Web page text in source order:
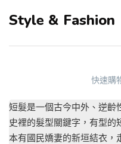
Style & Fashion
快速購
短髮是一個古今中外、逆齡
史裡的髮型關鍵字，有型的
本有國民嬌妻的新垣結衣，